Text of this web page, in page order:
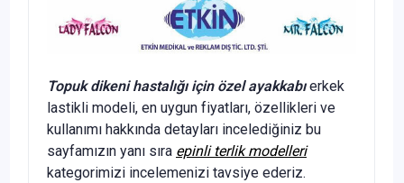
Topuk dikeni hastalığı için özel ayakkabıerkek
lastikli modeli, en uygun fiyatları, özellikleri ve
kullanımı hakkında detayları incelediğiniz bu
sayfamızın yanı sıra epinli terlik modelleri
kategorimizi incelemenizi tavsiye ederiz.